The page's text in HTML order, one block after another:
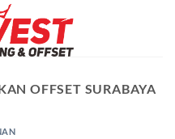
OFFSET SURABAYA